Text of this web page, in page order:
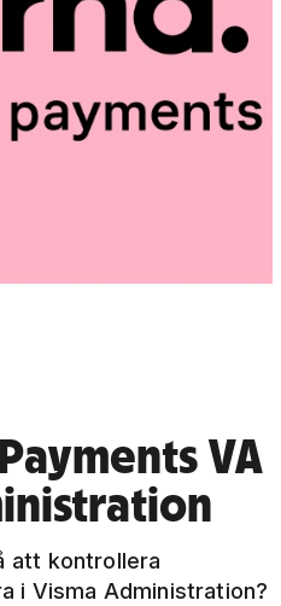
VA
att kontrollera
i Visma Administration?